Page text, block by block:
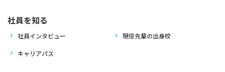
社員を知る
社員インタビュー 現役先輩の出身校
キャリアパス